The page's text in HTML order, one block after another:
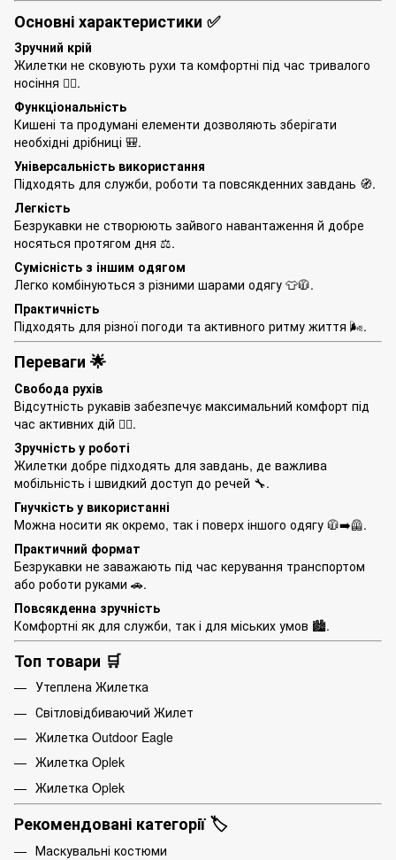
Основні характеристики ✅
Зручний крій
Жилетки не сковують рухи та комфортні під час тривалого
носіння 🚶‍♂️.
Функціональність
Кишені та продумані елементи дозволяють зберігати
необхідні дрібниці 🎒.
Універсальність використання
Підходять для служби, роботи та повсякденних завдань 🧭.
Легкість
Безрукавки не створюють зайвого навантаження й добре
носяться протягом дня ⚖️.
Сумісність з іншим одягом
Легко комбінуються з різними шарами одягу 👕🧥.
Практичність
Підходять для різної погоди та активного ритму життя 🌬️.
Переваги 🌟
Свобода рухів
Відсутність рукавів забезпечує максимальний комфорт під
час активних дій 🤸‍♂️.
Зручність у роботі
Жилетки добре підходять для завдань, де важлива
мобільність і швидкий доступ до речей 🔧.
Гнучкість у використанні
Можна носити як окремо, так і поверх іншого одягу 🧥➡️🦺.
Практичний формат
Безрукавки не заважають під час керування транспортом
або роботи руками 🚗.
Повсякденна зручність
Комфортні як для служби, так і для міських умов 🏙️.
Топ товари 🛒
Утеплена Жилетка
Світловідбиваючий Жилет
Жилетка Outdoor Eagle
Жилетка Oplek
Жилетка Oplek
Рекомендовані категорії 🏷️
Маскувальні костюми